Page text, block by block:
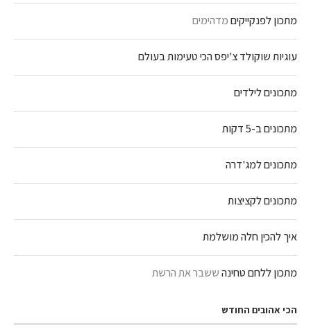
מתכון לפנקייקיםמדהימים
עוגיות שוקולד צ'יפס הכי טעימות בעולם
מתכונים לילדים
מתכונים ב-5 דקות
מתכונים למג'דרה
מתכונים לקציצות
איך להכין חלה מושלמת
מתכון ללחם טחינהששבר את הרשת
הכי אהובים החודש